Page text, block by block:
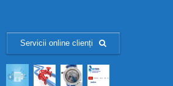
Servicii online clienți